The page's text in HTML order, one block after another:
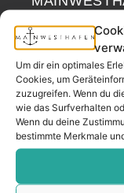
Um dir ein optimales
Cookies, um
zuzugreifen. Wenn du
wie das Surfverhalten
Wenn du deine
bestimmte Merkmale
IMMOBILIEN
Ihr
aus der
– seit 2017.